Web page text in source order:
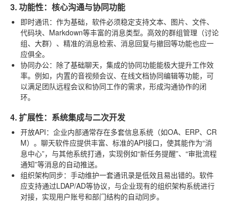
3. 功能性：核心沟通与协同功能
即时通讯：作为基础，软件必须稳定支持文本、图片、文件、
代码块、Markdown等丰富的消息类型。高效的群组管理（讨论
组、大群）、精准的消息检索、消息回复与撤回等功能也应一
应俱全。
协同办公：除了基础聊天，集成的协同功能能极大提升工作效
率。例如，内置的音视频会议、在线文档协同编辑等功能，可
以满足团队远程会议和协同工作的需求，形成沟通协作的闭
环。
4. 扩展性：系统集成与二次开发
开放API：企业内部通常存在多套信息系统（如OA、ERP、CR
M）。聊天软件应提供丰富、标准的API接口，使其能作为“消
息中心”，与其他系统打通，实现例如“新任务提醒”、“审批流程
通知”等消息的自动推送。
组织架构同步：手动维护一套通讯录是低效且易出错的。软件
应支持通过LDAP/AD等协议，与企业现有的组织架构系统进行
对接，实现用户账号和部门结构的自动同步。